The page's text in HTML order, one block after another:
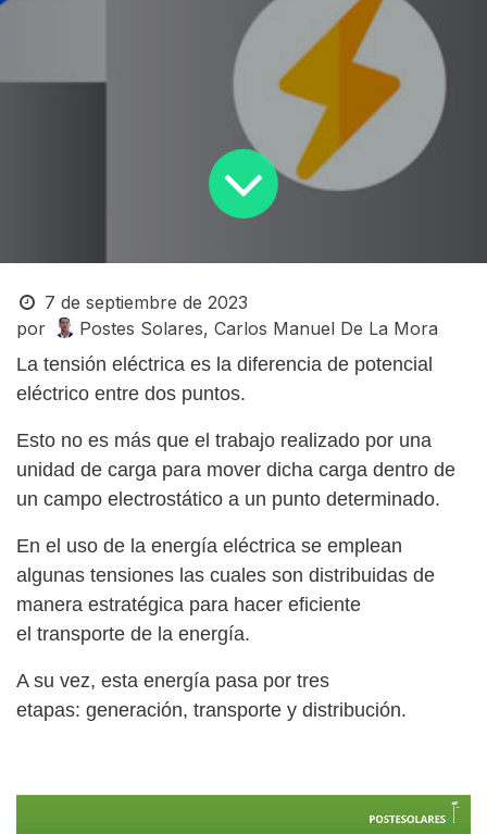
7 de septiembre de 2023
por
Postes Solares, Carlos Manuel De La Mora
La tensión eléctrica es la diferencia de potencial
eléctrico entre dos puntos.
Esto no es más que el trabajo realizado por una
unidad de carga para mover dicha carga dentro de
un campo electrostático a un punto determinado.
En el uso de la energía eléctrica se emplean
algunas tensiones las cuales son distribuidas de
manera estratégica para hacer eficiente
el transporte de la energía.
A su vez, esta energía pasa por tres
etapas: generación, transporte y distribución.